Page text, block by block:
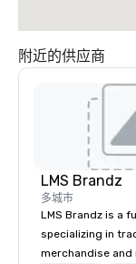
附近的供应商
LMS Brandz
多城市
LMS Brandz is a
specializing in
merchandise and